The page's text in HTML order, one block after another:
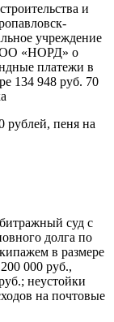
и
учреждение
«НОРД» о
платежи в
134 948 руб. 70
рублей, пеня на
суд с
долга по
в размере
000 руб.,
неустойки
на почтовые